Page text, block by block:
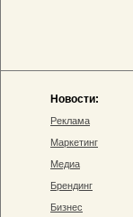
Новости:
Реклама
Маркетинг
Медиа
Брендинг
Бизнес